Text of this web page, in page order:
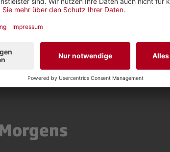
SRG Luzern
mit Roger Schäli, Monika Kaelin und